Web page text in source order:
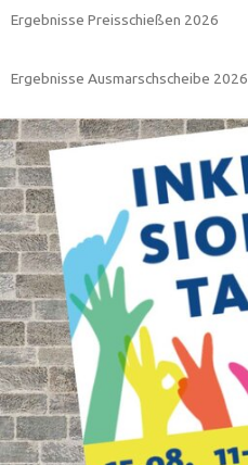
Ergebnisse Preisschießen 2026
Ergebnisse Ausmarschscheibe 2026